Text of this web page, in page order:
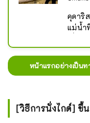
คุดาริ
แม่น้ำ
เปิดใ
โดย
และอ
กำห
หน้าแรกอย่างเป็น
[วิธีการนั่งไกด์] ขึ้